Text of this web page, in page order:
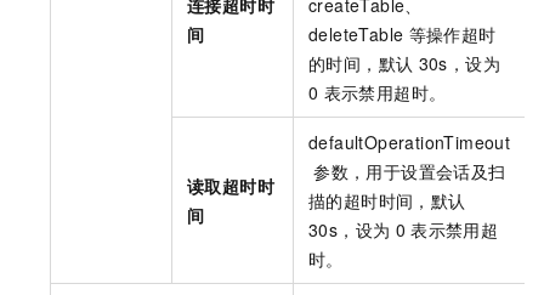
连接超时时
间
createTable、
deleteTable 等操作超时
的时间，默认 30s，设为
0 表示禁用超时。
读取超时时
间
defaultOperationTimeout
参数，用于设置会话及扫
描的超时时间，默认
30s，设为 0 表示禁用超
时。